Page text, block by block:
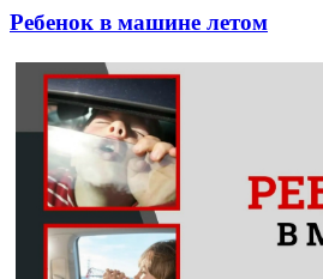
Ребенок в машине летом